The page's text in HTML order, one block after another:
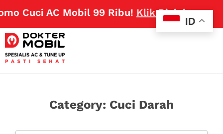
Cuci AC Mobil 99 Ribu! Klik Disini
Category: Cuci Darah
ID